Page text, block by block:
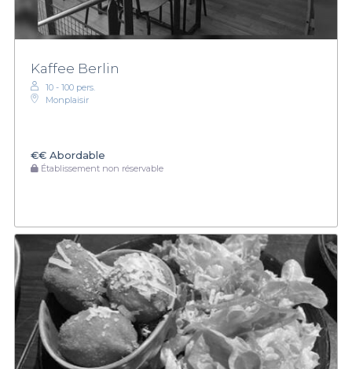
Kaffee Berlin
10 - 100 pers.
Monplaisir
€€ Abordable
Établissement non réservable